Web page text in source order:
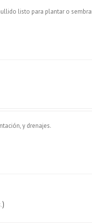
listo para plantar o
y drenajes.